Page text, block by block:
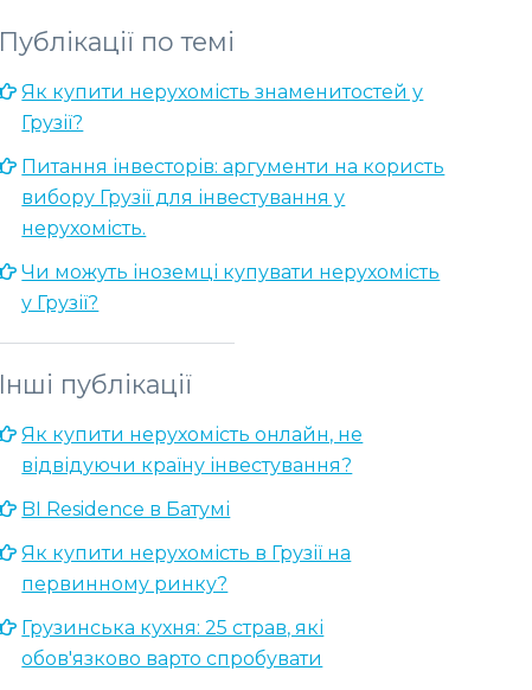
Публікації по темі
Як купити нерухомість знаменитостей у
Грузії?
Питання інвесторів: аргументи на користь
вибору Грузії для інвестування у
нерухомість.
Чи можуть іноземці купувати нерухомість
у Грузії?
Інші публікації
Як купити нерухомість онлайн, не
відвідуючи країну інвестування?
BI Residence в Батумі
Як купити нерухомість в Грузії на
первинному ринку?
Грузинська кухня: 25 страв, які
обов'язково варто спробувати